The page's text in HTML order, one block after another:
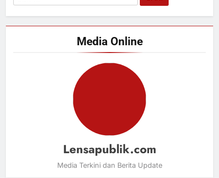
untuk:
Media Online
Lensapublik.com
Media Terkini dan Berita Update